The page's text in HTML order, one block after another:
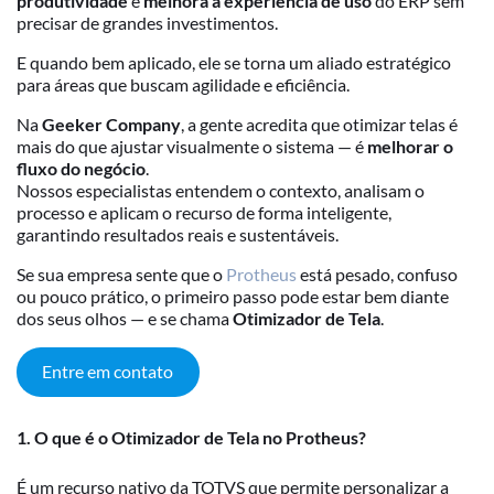
precisar de grandes investimentos.
E quando bem aplicado, ele se torna um aliado estratégico
para áreas que buscam agilidade e eficiência.
NaGeeker Company , a gente acredita que otimizar telas é
mais do que ajustar visualmente o sistema — é melhorar o
fluxo do negócio
Nossos especialistas entendem o contexto, analisam o
processo e aplicam o recurso de forma inteligente,
garantindo resultados reais e sustentáveis.
Se sua empresa sente que o Protheusestá pesado, confuso
ou pouco prático, o primeiro passo pode estar bem diante
dos seus olhos — e se chamaOtimizador de Tela
Entre em contato
1. O que é o Otimizador de Tela no Protheus?
É um recurso nativo da TOTVS que permite personalizar a